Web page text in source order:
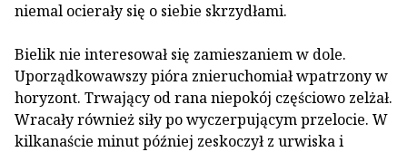
niemal ocierały się o siebie skrzydłami.
Bielik nie interesował się zamieszaniem w dole.
Uporządkowawszy pióra znieruchomiał wpatrzony w
horyzont. Trwający od rana niepokój częściowo zelżał.
Wracały również siły po wyczerpującym przelocie. W
kilkanaście minut później zeskoczył z urwiska i